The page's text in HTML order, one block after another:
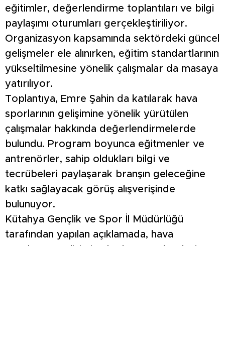
eğitimler, değerlendirme toplantıları ve bilgi
paylaşımı oturumları gerçekleştiriliyor.
Organizasyon kapsamında sektördeki güncel
gelişmeler ele alınırken, eğitim standartlarının
yükseltilmesine yönelik çalışmalar da masaya
yatırılıyor.
Toplantıya, Emre Şahin da katılarak hava
sporlarının gelişimine yönelik yürütülen
çalışmalar hakkında değerlendirmelerde
bulundu. Program boyunca eğitmenler ve
antrenörler, sahip oldukları bilgi ve
tecrübeleri paylaşarak branşın geleceğine
katkı sağlayacak görüş alışverişinde
bulunuyor.
Kütahya Gençlik ve Spor İl Müdürlüğü
tarafından yapılan açıklamada, hava